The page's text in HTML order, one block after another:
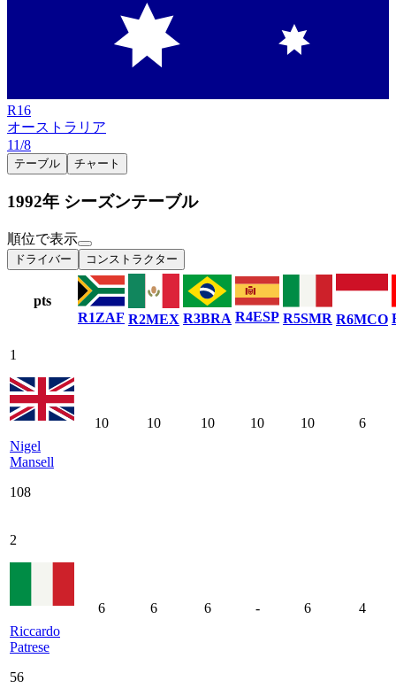
R16
オーストラリア
11/8
テーブル チャート
1992年 シーズンテーブル
順位で表示
ドライバー コンストラクター
pts
R1ZAF R2MEX R3BRA R4ESP R5SMR R6MCO
1
Nigel
Mansell
108
10 10 10 10 10 6
2
Riccardo
Patrese
56
6 6 6 - 6 4